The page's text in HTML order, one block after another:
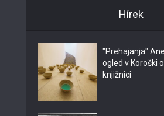
Hírek
"Prehajanja"
ogled v Koroški
knjižnici